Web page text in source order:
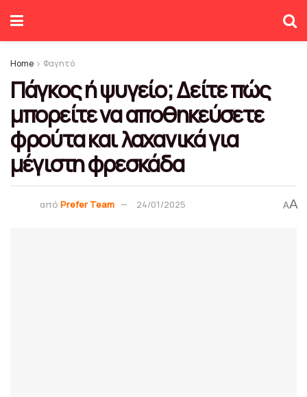
Home Φαγητό
Πάγκος ή ψυγείο; Δείτε πώς
μπορείτε να αποθηκεύσετε
φρούτα και λαχανικά για
μέγιστη φρεσκάδα
από Prefer Team 24/01/2025 AA